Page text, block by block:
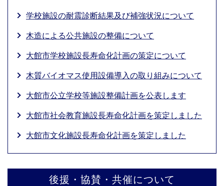
学校施設の耐震診断結果及び補強状況について
木造による公共施設の整備について
大館市学校施設長寿命化計画の策定について
木質バイオマス使用設備導入の取り組みについて
大館市公立学校等施設整備計画を公表します
大館市社会教育施設長寿命化計画を策定しました
大館市文化施設長寿命化計画を策定しました
後援・協賛・共催について